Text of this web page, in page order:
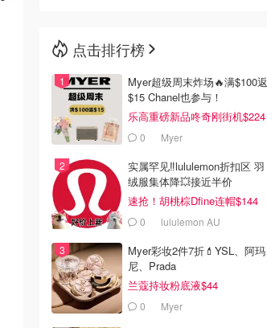
点击排行榜
Myer超级周末炸场🔥满$100返
$15 Chanel也参与！
乐高重磅新品咚奇刚街机$224
0 Myer
实属罕见‼️lululemon折扣区 羽
绒服集体降💥接近半价
速抢！胡桃棕Dfine连帽$144
0 lululemon AU
Myer彩妆2件7折💄YSL、阿玛
尼、Prada
兰蔻持妆粉底液$44
0 Myer